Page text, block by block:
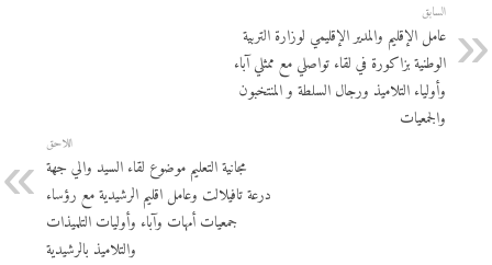
السابق
عامل الإقليم والمدير الإقليمي لوزارة التربية
الوطنية بزاكورة في لقاء تواصلي مع ممثلي آباء
وأولياء التلاميذ ورجال السلطة و المنتخبون
والجمعيات
اللاحق
مجانية التعليم موضوع لقاء السيد والي جهة
درعة تافيلالت وعامل اقليم الرشيدية مع رؤساء
جمعيات أمهات وآباء وأوليات التلميذات
والتلاميذ بالرشيدية